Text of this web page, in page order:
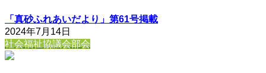
「真砂ふれあいだより」第61号掲載
2024年7月14日
社会福祉協議会部会